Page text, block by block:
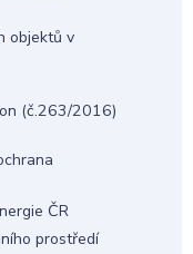
objektů v
(č.263/2016)
ČR
prostředí